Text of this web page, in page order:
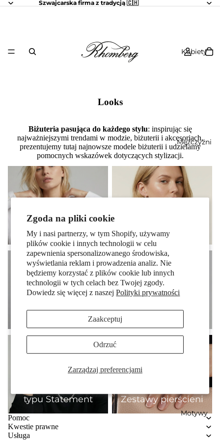
Zgoda na pliki cookie
My i nasi partnerzy, w tym Shopify, używamy
plików cookie i innych technologii w celu
zapewnienia spersonalizowanego środowiska,
wyświetlania reklam i prowadzenia analiz. Nie
będziemy korzystać z plików cookie lub innych
technologii w tych celach bez Twojej zgody.
Dowiedz się więcej z naszejPolityki prywatności
Zarządzaj preferencjami
Zaakceptuj
Odrzuć
Szwajcarska firma z tradycją 🇨🇭
Kobiety
Mężczyźni
Motywy
Looks
Biżuteria pasująca do każdego stylu: inspirując się
najważniejszymi trendami w modzie, biżuterii i akcesoriach,
prezentujemy tutaj najnowsze modele biżuterii i udzielamy
pomocnych wskazówek dotyczących stylizacji.
Twoje nowe perłowe hity
Twoje nowe
perłowe hity
Kolczyki koła i huggies ze złota
i srebra
srebra
Looks - Efektowna biżuteria ze złota
Looks - Efektowna biżuteria ze złota
Biżuteria męska typu Statement
typu Statement
Zestawy pierścieni
Zestawy pierścieni
Pomoc
Kwestie prawne
Usługa